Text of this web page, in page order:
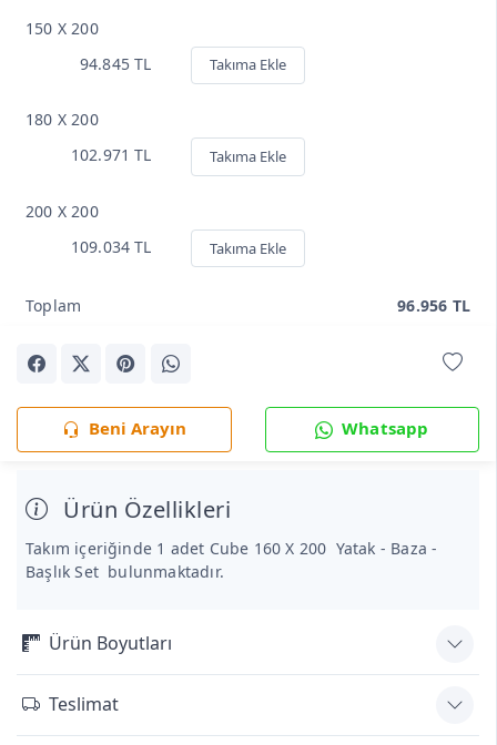
150 X 200
94.845 TL
Takıma Ekle
180 X 200
102.971 TL
Takıma Ekle
200 X 200
109.034 TL
Takıma Ekle
Toplam 96.956 TL
Beni Arayın Whatsapp
Ürün Özellikleri
Takım içeriğinde 1 adet Cube 160 X 200 Yatak - Baza -
Başlık Set bulunmaktadır.
Ürün Boyutları
Teslimat